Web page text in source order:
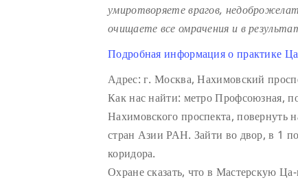
умиротворяете врагов,
очищаете все омрачения и в
Подробная информация о практике
Адрес: г. Москва, Нахимовский
Как нас найти: метро Профсоюзная,
Нахимовского проспекта, повернуть
стран Азии РАН. Зайти во двор, в 1
коридора.
Охране сказать, что в Мастерскую Ца-